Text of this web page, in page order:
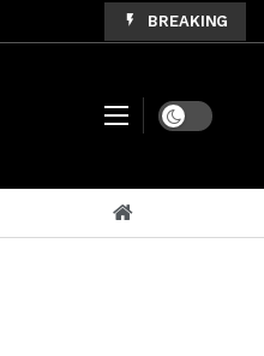
BREAKING
Dark mode